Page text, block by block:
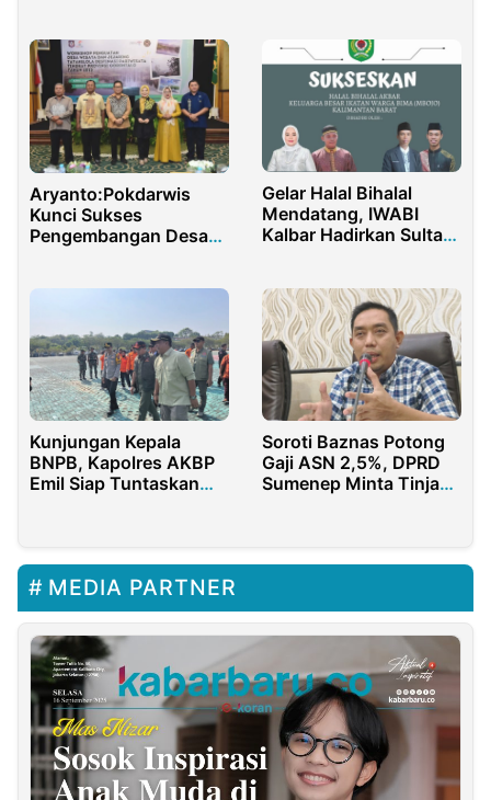
Membangun Kesadaran
Pendidikan”
Aryanto:Pokdarwis
Kunci Sukses
Pengembangan Desa
Gelar Halal Bihalal
Mendatang, IWABI
Kalbar Hadirkan Sultan
Kunjungan Kepala
BNPB, Kapolres AKBP
Emil Siap Tuntaskan
Soroti Baznas Potong
Gaji ASN 2,5%, DPRD
Sumenep Minta Tinjau
MEDIA PARTNER